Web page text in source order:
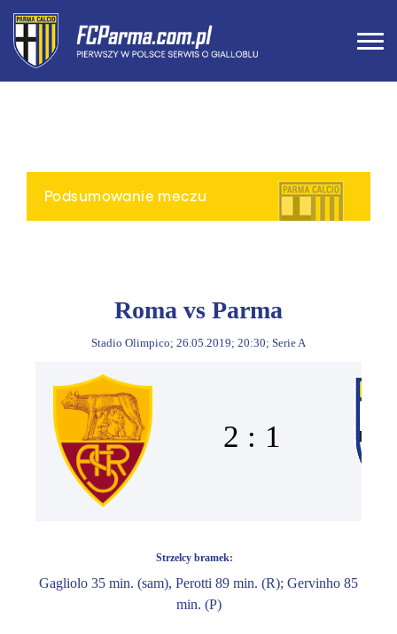
Podsumowanie meczu
Roma vs Parma
Stadio Olimpico; 26.05.2019; 20:30; Serie A
2 : 1
Strzelcy bramek:
Gagliolo 35 min. (sam), Perotti 89 min. (R); Gervinho 85
min. (P)